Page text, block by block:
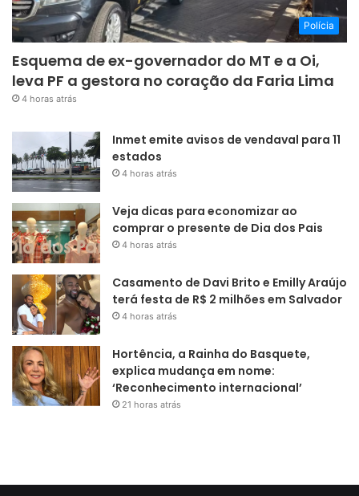
Polícia
Esquema de ex-governador do MT e a Oi,
leva PF a gestora no coração da Faria Lima
4 horas atrás
Inmet emite avisos de vendaval para 11
estados
4 horas atrás
Veja dicas para economizar ao
comprar o presente de Dia dos Pais
4 horas atrás
Casamento de Davi Brito e Emilly Araújo
terá festa de R$ 2 milhões em Salvador
4 horas atrás
Hortência, a Rainha do Basquete,
explica mudança em nome:
‘Reconhecimento internacional’
21 horas atrás